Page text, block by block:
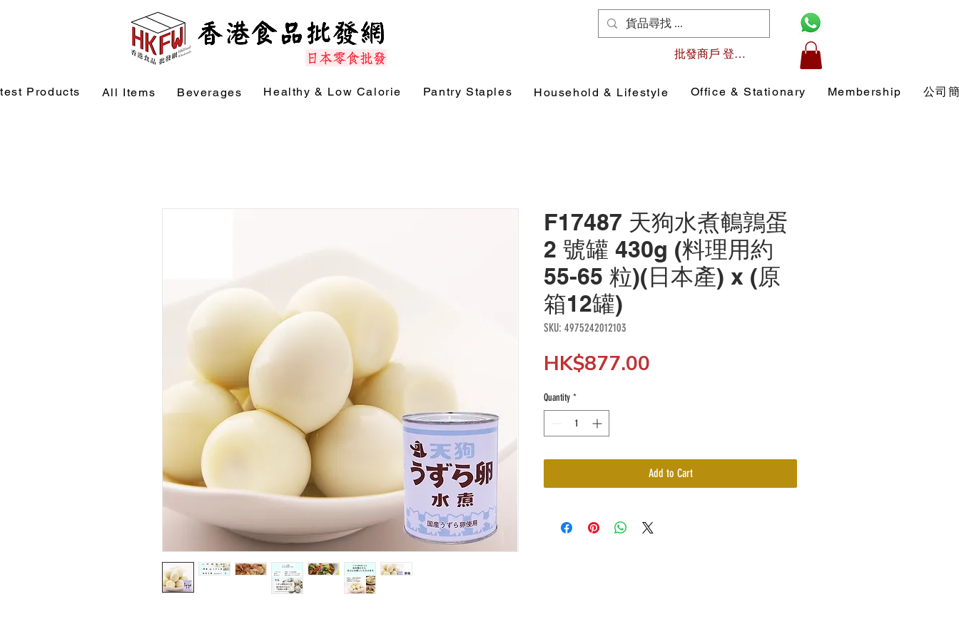
批發商戶 登入/註冊
Products All Items Beverages Healthy & Low Calorie Pantry Staples Household & Lifestyle Office & Stationary Membership 公司
F17487 天狗水煮鵪鶉蛋
2 號罐 430g (料理用約
55-65 粒)(日本產) x (原
箱12罐)
SKU: 4975242012103
HK$877.00
Quantity *
Add to Cart